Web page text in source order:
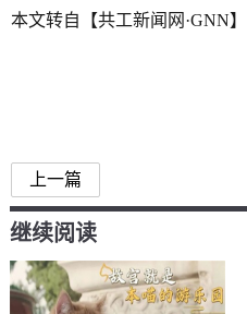
本文转自【共工新闻网·GNN】
上一篇
继续阅读